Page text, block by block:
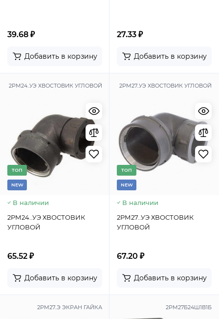
39.68 ₽
Добавить в корзину
27.33 ₽
Добавить в корзину
2РМ24..УЭ ХВОСТОВИК УГЛОВОЙ
TОП
NEW
В наличии
2РМ24..УЭ ХВОСТОВИК
УГЛОВОЙ
65.52 ₽
Добавить в корзину
2РМ27..УЭ ХВОСТОВИК УГЛОВОЙ
TОП
NEW
В наличии
2РМ27..УЭ ХВОСТОВИК
УГЛОВОЙ
67.20 ₽
Добавить в корзину
2РМ27..Э ЭКРАН ГАЙКА 2РМ27Б24Ш1В1Б